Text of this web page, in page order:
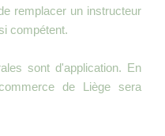
remplacer un instructeur
compétent.
sont d'application. En
de Liège sera